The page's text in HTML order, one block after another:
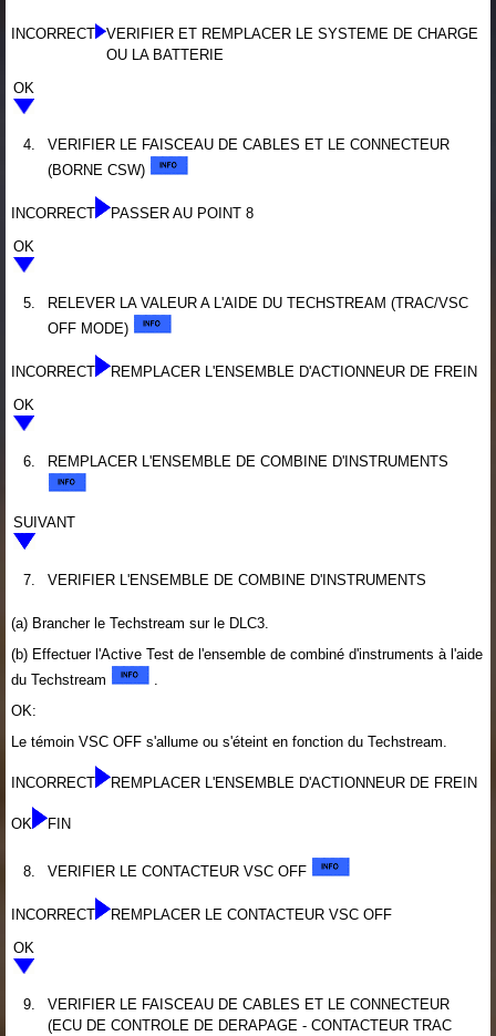
INCORRECT
VERIFIER ET REMPLACER LE SYSTEME DE CHARGE
OU LA BATTERIE
OK
4.
VERIFIER LE FAISCEAU DE CABLES ET LE CONNECTEUR
(BORNE CSW)
INCORRECT
PASSER AU POINT 8
OK
5.
RELEVER LA VALEUR A L'AIDE DU TECHSTREAM (TRAC/VSC
OFF MODE)
INCORRECT
REMPLACER L'ENSEMBLE D'ACTIONNEUR DE FREIN
OK
6. REMPLACER L'ENSEMBLE DE COMBINE D'INSTRUMENTS
SUIVANT
7. VERIFIER L'ENSEMBLE DE COMBINE D'INSTRUMENTS
(a) Brancher le Techstream sur le DLC3.
(b) Effectuer l'Active Test de l'ensemble de combiné d'instruments à l'aide
du Techstream
OK:
Le témoin VSC OFF s'allume ou s'éteint en fonction du Techstream.
INCORRECT REMPLACER L'ENSEMBLE D'ACTIONNEUR DE FREIN
OK FIN
8. VERIFIER LE CONTACTEUR VSC OFF
INCORRECT
REMPLACER LE CONTACTEUR VSC OFF
OK
9.
VERIFIER LE FAISCEAU DE CABLES ET LE CONNECTEUR
(ECU DE CONTROLE DE DERAPAGE - CONTACTEUR TRAC